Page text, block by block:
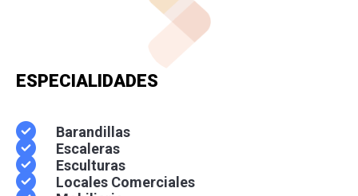
ESPECIALIDADES
Barandillas
Escaleras
Esculturas
Locales Comerciales